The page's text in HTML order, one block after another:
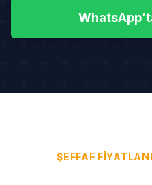
ŞEFFAF